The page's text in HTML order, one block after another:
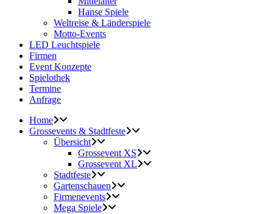
Hanse Spiele
Weltreise & Länderspiele
Motto-Events
LED Leuchtspiele
Firmen
Event Konzepte
Spielothek
Termine
Anfrage
Home
Grossevents & Stadtfeste
Übersicht
Grossevent XS
Grossevent XL
Stadtfeste
Gartenschauen
Firmenevents
Mega Spiele